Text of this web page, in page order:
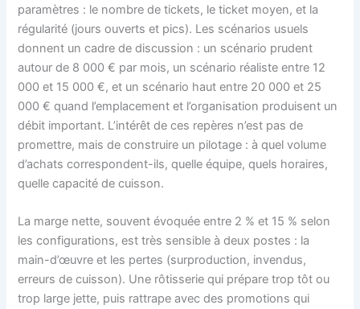
paramètres : le nombre de tickets, le ticket moyen, et la
régularité (jours ouverts et pics). Les scénarios usuels
donnent un cadre de discussion : un scénario prudent
autour de 8 000 € par mois, un scénario réaliste entre 12
000 et 15 000 €, et un scénario haut entre 20 000 et 25
000 € quand l’emplacement et l’organisation produisent un
débit important. L’intérêt de ces repères n’est pas de
promettre, mais de construire un pilotage : à quel volume
d’achats correspondent-ils, quelle équipe, quels horaires,
quelle capacité de cuisson.
La marge nette, souvent évoquée entre 2 % et 15 % selon
les configurations, est très sensible à deux postes : la
main-d’œuvre et les pertes (surproduction, invendus,
erreurs de cuisson). Une rôtisserie qui prépare trop tôt ou
trop large jette, puis rattrape avec des promotions qui